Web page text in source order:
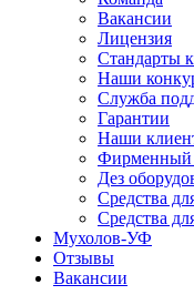
Вакансии
Лицензия
Стандарты
Наши
Служба
Гарантии
Наши
Фирменный
Дез
Средства
Средства
Мухолов-УФ
Отзывы
Вакансии